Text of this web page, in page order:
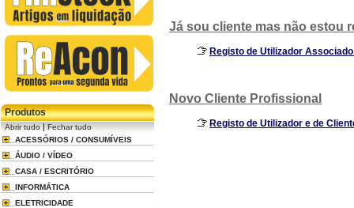
Produtos
Abrir tudo|Fechar tudo
ACESSÓRIOS / CONSUMÍVEIS
ÁUDIO / VÍDEO
CASA / ESCRITÓRIO
INFORMÁTICA
ELETRICIDADE
Já sou cliente mas não estou
Registo de Utilizador
Novo Cliente Profissional
Registo de Utilizador e de